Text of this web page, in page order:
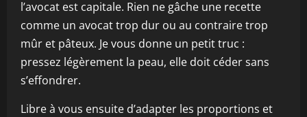
l’avocat est capitale. Rien ne gâche une recette
comme un avocat trop dur ou au contraire trop
mûr et pâteux. Je vous donne un petit truc :
pressez légèrement la peau, elle doit céder sans
s’effondrer.
Libre à vous ensuite d’adapter les proportions et